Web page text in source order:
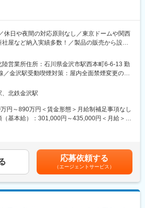
休日や夜間の対応原則なし／東京ドームや関西
社屋など納入実績多数！／製品の販売から設
販営業
のスペックイン営業、サブコン/エネルギー会
階層営業とスペックイン営業
グループの互恵関係を活用した施主営業、指名
する、見積りや、価格交渉、取引申請などの各
陸営業所住所：石川県金沢市駅西本町6-6-13 勤
／金沢駅受動喫煙対策：屋内全面禁煙変更の範
業所
北鉄金沢駅
円～890万円＜賃金形態＞月給制補足事項なし
（基本給）：301,000円～435,000円＜月給＞
職務関連手当、時間外手当、休日出勤手当、深
賃金はあくまでも目安の金額であり、選考を通
性があります。月給(月額)は固定手当を含めた表
応募依頼する
（エージェントサービス）